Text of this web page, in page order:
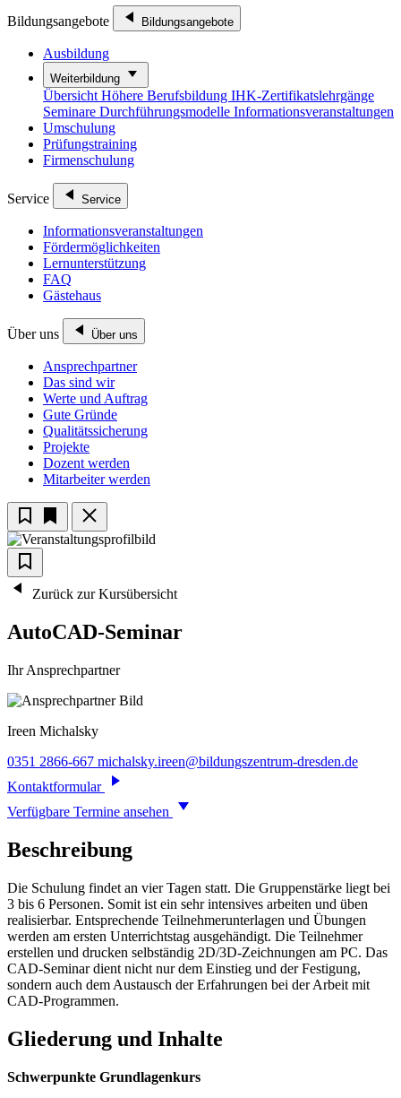
Bildungsangebote Bildungsangebote
Ausbildung
Weiterbildung
Übersicht Höhere Berufsbildung IHK-Zertifikatslehrgänge
Seminare Durchführungsmodelle Informationsveranstaltungen
Umschulung
Prüfungstraining
Firmenschulung
Service Service
Informationsveranstaltungen
Fördermöglichkeiten
Lernunterstützung
FAQ
Gästehaus
Über uns Über uns
Ansprechpartner
Das sind wir
Werte und Auftrag
Gute Gründe
Qualitätssicherung
Projekte
Dozent werden
Mitarbeiter werden
Zurück zur Kursübersicht
AutoCAD-Seminar
Ihr Ansprechpartner
Ireen Michalsky
0351 2866-667 michalsky.ireen@bildungszentrum-dresden.de
Kontaktformular
Verfügbare Termine ansehen
Beschreibung
Die Schulung findet an vier Tagen statt. Die Gruppenstärke liegt bei
3 bis 6 Personen. Somit ist ein sehr intensives arbeiten und üben
realisierbar. Entsprechende Teilnehmerunterlagen und Übungen
werden am ersten Unterrichtstag ausgehändigt. Die Teilnehmer
erstellen und drucken selbständig 2D/3D-Zeichnungen am PC. Das
CAD-Seminar dient nicht nur dem Einstieg und der Festigung,
sondern auch dem Austausch der Erfahrungen bei der Arbeit mit
CAD-Programmen.
Gliederung und Inhalte
Schwerpunkte Grundlagenkurs